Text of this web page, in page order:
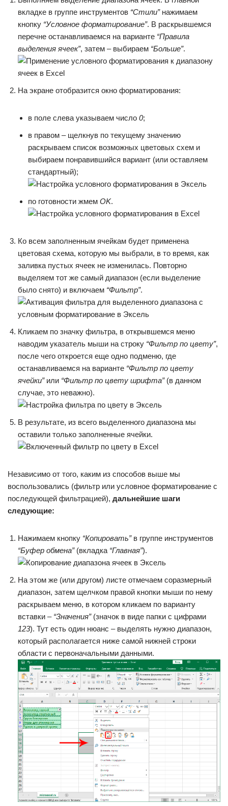
вкладке в группе инструментов “Стили”нажимаем
кнопку “Условное форматирование”. В раскрывшемся
перечне останавливаемся на варианте “Правила
выделения ячеек”, затем – выбираем “Больше”.
На экране отобразится окно форматирования:
в поле слева указываем число 0;
в правом – щелкнув по текущему значению
раскрываем список возможных цветовых схем и
выбираем понравившийся вариант (или оставляем
стандартный);
по готовности жмем OK.
Ко всем заполненным ячейкам будет применена
цветовая схема, которую мы выбрали, в то время, как
заливка пустых ячеек не изменилась. Повторно
выделяем тот же самый диапазон (если выделение
было снято) и включаем “Фильтр”.
Кликаем по значку фильтра, в открывшемся меню
наводим указатель мыши на строку “Фильтр по цвету”,
после чего откроется еще одно подменю, где
останавливаемся на варианте “Фильтр по цвету
ячейки”или “Фильтр по цвету шрифта”(в данном
случае, это неважно).
В результате, из всего выделенного диапазона мы
оставили только заполненные ячейки.
Независимо от того, каким из способов выше мы
воспользовались (фильтр или условное форматирование с
последующей фильтрацией), дальнейшие шаги
следующие:
Нажимаем кнопку “Копировать”в группе инструментов
“Буфер обмена”(вкладка “Главная”).
На этом же (или другом) листе отмечаем соразмерный
диапазон, затем щелчком правой кнопки мыши по нему
раскрываем меню, в котором кликаем по варианту
вставки – “Значения”(значок в виде папки с цифрами
123). Тут есть один нюанс – выделять нужно диапазон,
который располагается ниже самой нижней строки
области с первоначальными данными.